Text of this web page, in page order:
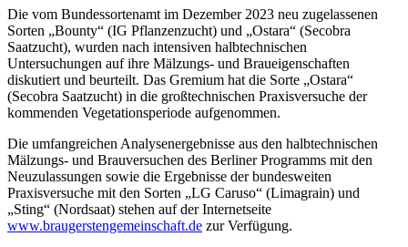
Die vom Bundessortenamt im Dezember 2023 neu zugelassenen
Sorten „Bounty“ (IG Pflanzenzucht) und „Ostara“ (Secobra
Saatzucht), wurden nach intensiven halbtechnischen
Untersuchungen auf ihre Mälzungs- und Braueigenschaften
diskutiert und beurteilt. Das Gremium hat die Sorte „Ostara“
(Secobra Saatzucht) in die großtechnischen Praxisversuche der
kommenden Vegetationsperiode aufgenommen.
Die umfangreichen Analysenergebnisse aus den halbtechnischen
Mälzungs- und Brauversuchen des Berliner Programms mit den
Neuzulassungen sowie die Ergebnisse der bundesweiten
Praxisversuche mit den Sorten „LG Caruso“ (Limagrain) und
„Sting“ (Nordsaat) stehen auf der Internetseite
www.braugerstengemeinschaft.de zur Verfügung.